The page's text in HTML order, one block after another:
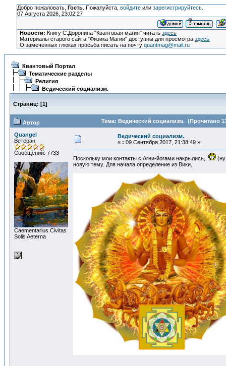
Добро пожаловать, Гость. Пожалуйста, войдитеили зарегистрируйтесь.
07 Августа 2026, 23:02:27
Новости: Книгу С.Доронина "Квантовая магия" читатьздесь
Материалы старого сайта "Физика Магии" доступны для просмотраздесь
О замеченных глюках просьба писать на почтуquantmag@mail.ru
Квантовый Портал
Тематические разделы
Религия
Ведический социализм.
Страниц: [1]
Автор Тема: Ведический социализм. (Прочитано
Quangel
Ветеран
Сообщений: 7733
Сaementarius Civitas
Solis Aeterna
Ведический социализм.
« : 09 Сентября 2017, 21:38:49 »
Поскольку мои контакты с Агни-йогами накрылись,
новую тему. Для начала определение из Вики.